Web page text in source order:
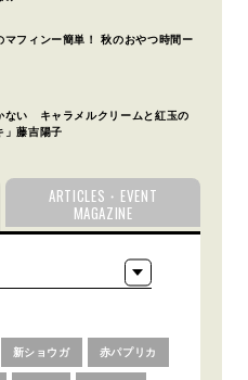
マフィンー簡単！ 秋のおやつ時間ー
ない キャラメルクリームと紅玉の
」藤吉陽子
ARTICLES・EVENT
MAGAZINE
新ショウガ 赤パプリカ